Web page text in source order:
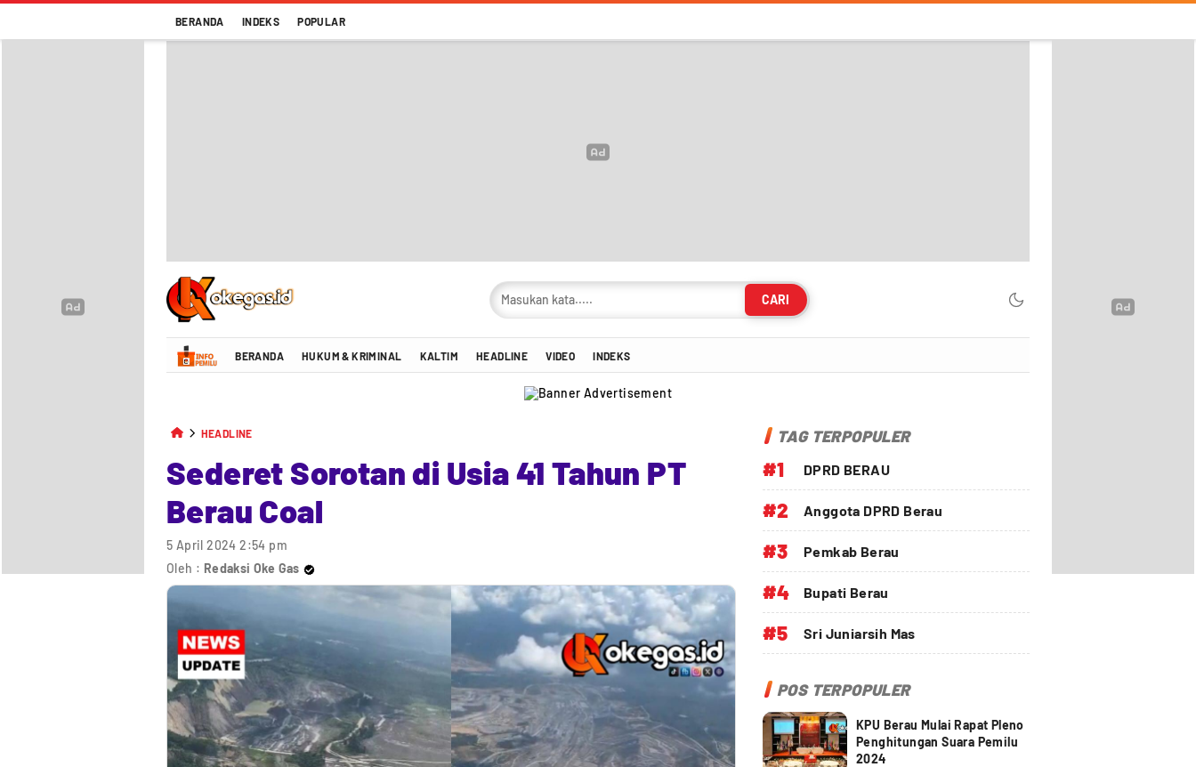
BERANDA INDEKS POPULAR
Oke Gas Indonesia | Energi Positif Informasi Terkini!
CARI
BERANDA HUKUM & KRIMINAL KALTIM HEADLINE VIDEO INDEKS
HEADLINE
Sederet Sorotan di Usia 41 Tahun PT
Berau Coal
5 April 2024 2:54 pm
Oleh : Redaksi Oke Gas
TAG TERPOPULER
#1 DPRD BERAU
#2 Anggota DPRD Berau
#3 Pemkab Berau
#4 Bupati Berau
#5 Sri Juniarsih Mas
POS TERPOPULER
KPU Berau Mulai Rapat Pleno
Penghitungan Suara Pemilu
2024